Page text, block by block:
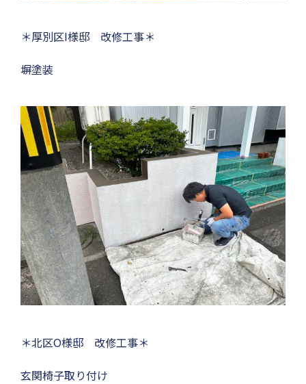
＊厚別区I様邸 改修工事＊
塀塗装
＊北区O様邸 改修工事＊
玄関椅子取り付け